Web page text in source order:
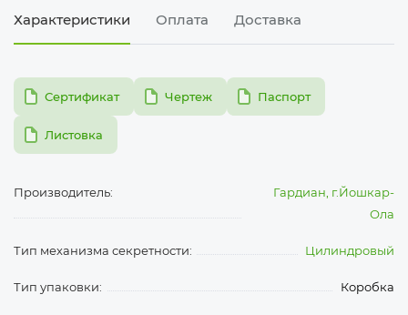
Характеристики Оплата Доставка
pdfСертификат pdfЧертеж pdfПаспорт
pdfЛистовка
Производитель:
Гардиан, г.Йошкар-
Ола
Тип механизма секретности: Цилиндровый
Тип упаковки: Коробка